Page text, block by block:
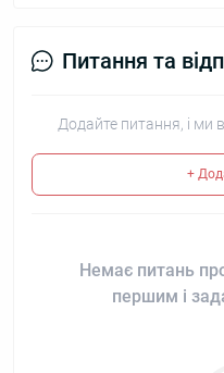
Питання та
Додайте питання, і ми
+
Немає питань
першим і